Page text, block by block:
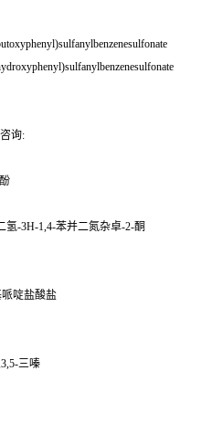
询:
氢-3H-1,4-苯并二氮杂卓-2-酮
哌啶盐酸盐
三嗪